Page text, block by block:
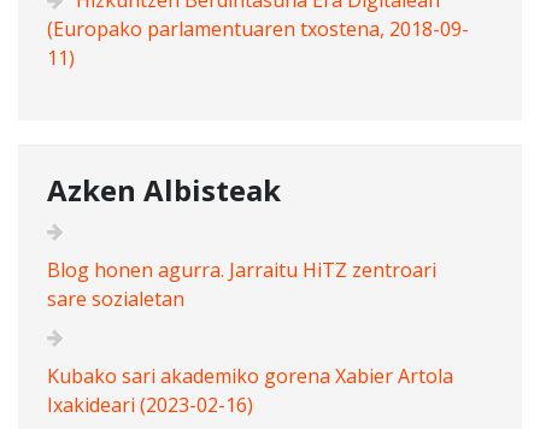
(Europako parlamentuaren txostena, 2018-09-
11)
Azken Albisteak
Blog honen agurra. Jarraitu HiTZ zentroari
sare sozialetan
Kubako sari akademiko gorena Xabier Artola
Ixakideari (2023-02-16)